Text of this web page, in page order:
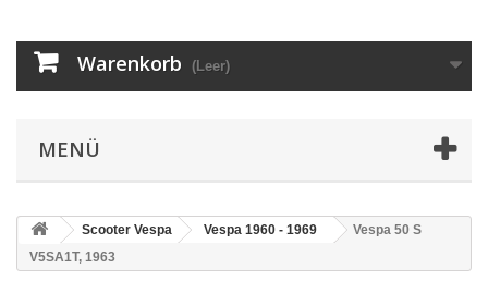
Warenkorb (Leer)
MENÜ
Scooter Vespa Vespa 1960 - 1969
Vespa 50 S
V5SA1T, 1963